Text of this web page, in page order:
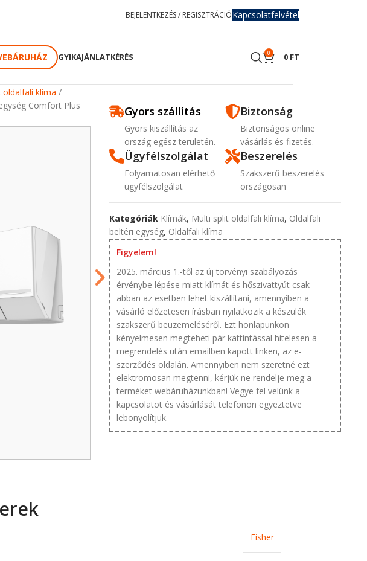
BEJELENTKEZÉS / REGISZTRÁCIÓKapcsolatfelvétel
GYIKAJÁNLATKÉRÉS 0 0 FT
oldalfali klíma
Comfort Plus
Gyors szállítás
Gyors kiszállítás az
ország egész területén.
Biztonság
Biztonságos online
vásárlás és fizetés.
Ügyfélszolgálat
Folyamatosan elérhető
ügyfélszolgálat
Beszerelés
Szakszerű beszerelés
országosan
Kategóriák Klímák, Multi split oldalfali klíma, Oldalfali
beltéri egység, Oldalfali klíma
Figyelem!
2025. március 1.-től az új törvényi szabályozás
érvénybe lépése miatt klímát és hőszivattyút csak
abban az esetben lehet kiszállítani, amennyiben a
vásárló előzetesen írásban nyilatkozik a készülék
szakszerű beüzemeléséről. Ezt honlapunkon
kényelmesen megteheti pár kattintással hitelesen a
megrendelés után emailben kapott linken, az e-
szerződés oldalán. Amennyiben nem szeretné ezt
elektromosan megtenni, kérjük ne rendelje meg a
terméket webáruházunkban! Vegye fel velünk a
kapcsolatot és vásárlását telefonon egyeztetve
lebonyolítjuk.
Fisher